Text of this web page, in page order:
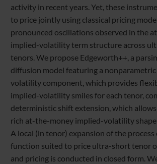
activity in recent years. Yet, these
to price jointly using classical pricing
pronounced oscillations observed in the
implied-volatility term structure across
tenors. We propose Edgeworth++, a
diffusion model featuring a
volatility component, which provides
implied-volatility smiles for each tenor,
deterministic shift extension, which
rich at-the-money implied-volatility
A local (in tenor) expansion of the
function suited to price ultra-short tenor
and pricing is conducted in closed form.